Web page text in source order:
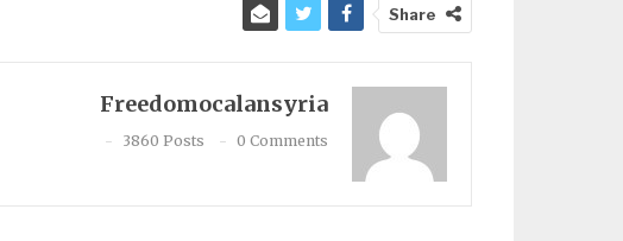
Share
Freedomocalansyria
3860 Posts 0 Comments